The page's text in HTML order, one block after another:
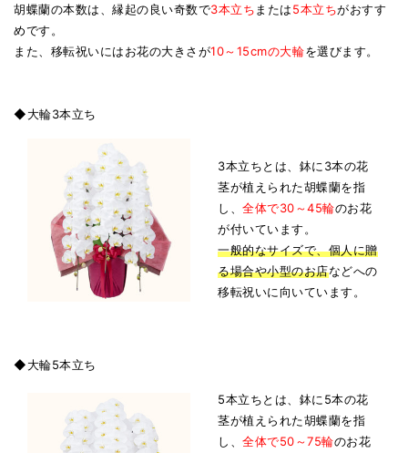
胡蝶蘭の本数は、縁起の良い奇数で3本立ち または5本立ちがおすす
めです。
また、移転祝いにはお花の大きさが10～15cmの大輪を選びます。
◆大輪3本立ち
3本立ちとは、鉢に3本の花
茎が植えられた胡蝶蘭を指
し、全体で30～45輪のお花
が付いています。
一般的なサイズで、個人に贈
る場合や小型のお店などへの
移転祝いに向いています。
◆大輪5本立ち
5本立ちとは、鉢に5本の花
茎が植えられた胡蝶蘭を指
し、全体で50～75輪のお花